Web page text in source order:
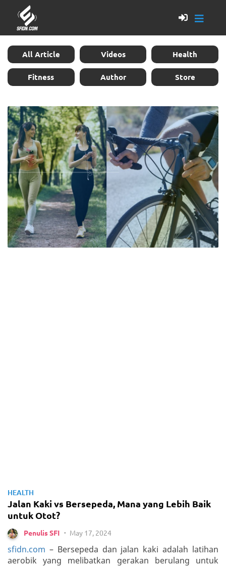
All Article Videos Health
Fitness Author Store
HEALTH
Jalan Kaki vs Bersepeda, Mana yang Lebih Baik
untuk Otot?
Penulis SFI • May 17, 2024
sfidn.com – Bersepeda dan jalan kaki adalah latihan
aerobik yang melibatkan gerakan berulang untuk